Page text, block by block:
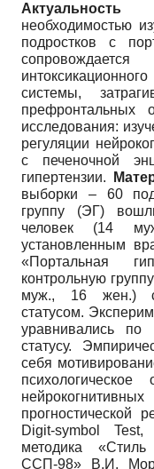
Актуальность
необходимостью
подростков с
сопровождается
системы,
префронтальных
исследования:
регуляции
с печеночной
гипертензии.
выборки – 60
группу (ЭГ)
человек (14
установленным
«Портальная
контрольную
муж., 16 жен.) с
статусом.
уравнивались по
статусу.
себя
прогностической
Digit-symbol
методика
ССП-98» В.И.